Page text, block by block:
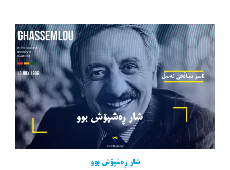
شار ڕەشپۆش بوو